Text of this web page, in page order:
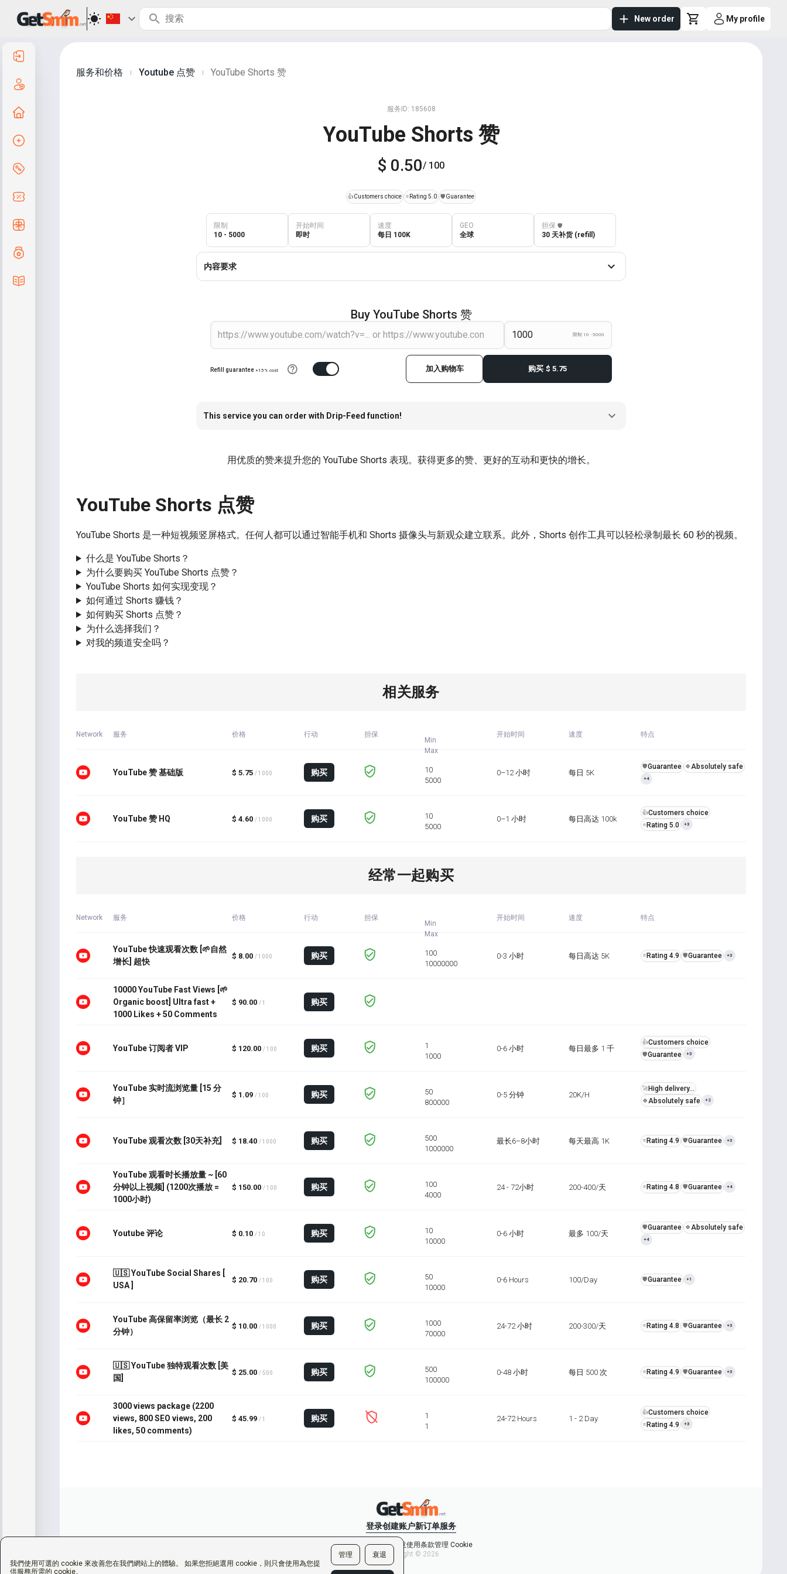
我們使用可選的 cookie 來改善您在我們網站上的體驗。 如果您拒絕選用 cookie，則只會使用為您提
供服務所需的 cookie。
管理 衰退
New order My profile
服务和价格 Youtube 点赞 YouTube Shorts 赞
服务ID: 185608
YouTube Shorts 赞
$ 0.50/ 100
👍Customers choice ⭐ Rating 5.0 ️🛡️Guarantee
限制
10 - 5000
开始时间
即时
速度
每日 100K
GEO
全球
担保 ️🛡️
30 天补货 (refill)
内容要求
Buy YouTube Shorts 赞
限制 10 - 5000
Refill guarantee +15% cost 加入购物车 购买 $ 5.75
This service you can order with Drip-Feed function!
用优质的赞来提升您的 YouTube Shorts 表现。获得更多的赞、更好的互动和更快的增长。
YouTube Shorts 点赞
YouTube Shorts 是一种短视频竖屏格式。任何人都可以通过智能手机和 Shorts 摄像头与新观众建立联系。此外，Shorts 创作工具可以轻松录制最长 60 秒的视频。
什么是 YouTube Shorts？
为什么要购买 YouTube Shorts 点赞？
YouTube Shorts 如何实现变现？
如何通过 Shorts 赚钱？
如何购买 Shorts 点赞？
为什么选择我们？
对我的频道安全吗？
相关服务
Network 服务 价格 行动 担保
Min
Max
开始时间 速度 特点
YouTube 赞 基础版 $ 5.75 / 1000 购买
10
5000
0–12 小时 每日 5K
️🛡️Guarantee 🍀Absolutely safe
+4
YouTube 赞 HQ $ 4.60 / 1000 购买
10
5000
0–1 小时 每日高达 100k
👍Customers choice
⭐Rating 5.0 +3
经常一起购买
Network 服务 价格 行动 担保
Min
Max
开始时间 速度 特点
YouTube 快速观看次数 [🌱自然
增长] 超快
$ 8.00 / 1000 购买
100
10000000
0-3 小时 每日高达 5K ⭐ Rating 4.9 ️🛡️Guarantee +3
10000 YouTube Fast Views [🌱
Organic boost] Ultra fast +
1000 Likes + 50 Comments
$ 90.00 / 1 购买
YouTube 订阅者 VIP $ 120.00 / 100 购买
1000
0-6 小时 每日最多 1 千
👍Customers choice
️🛡️Guarantee +3
YouTube 实时流浏览量 [15 分
钟］
$ 1.09 / 100 购买
50
800000
0-5 分钟 20K/H
🚀High delivery...
🍀 Absolutely safe +2
YouTube 观看次数 [30天补充] $ 18.40 / 1000 购买
500
1000000
最长6–8小时 每天最高 1K ⭐ Rating 4.9 ️🛡️Guarantee +3
YouTube 观看时长播放量 ~ [60
分钟以上视频] (1200次播放 =
1000小时)
$ 150.00 / 100 购买
100
4000
24 - 72小时 200-400/天 ⭐ Rating 4.8 ️🛡️Guarantee +4
Youtube 评论 $ 0.10 / 10 购买
10
10000
0-6 小时 最多 100/天
️🛡️Guarantee 🍀Absolutely safe
+4
🇺🇸 YouTube Social Shares [
USA ]
$ 20.70 / 100 购买
50
10000
0-6 Hours 100/Day ️🛡️Guarantee +1
YouTube 高保留率浏览（最长 2
分钟）
$ 10.00 / 1000 购买
1000
70000
24-72 小时 200-300/天 ⭐ Rating 4.8 ️🛡️Guarantee +3
🇺🇸 YouTube 独特观看次数 [美
国]
$ 25.00 / 500 购买
500
100000
0-48 小时 每日 500 次 ⭐ Rating 4.9 ️🛡️Guarantee +3
3000 views package (2200
views, 800 SEO views, 200
likes, 50 comments)
$ 45.99 / 1 购买 24-72 Hours 1 - 2 Day
👍Customers choice
⭐Rating 4.9 +3
登录创建账户新订单服务
和隐私政策您同意使用条款管理 Cookie
Copyright © 2026